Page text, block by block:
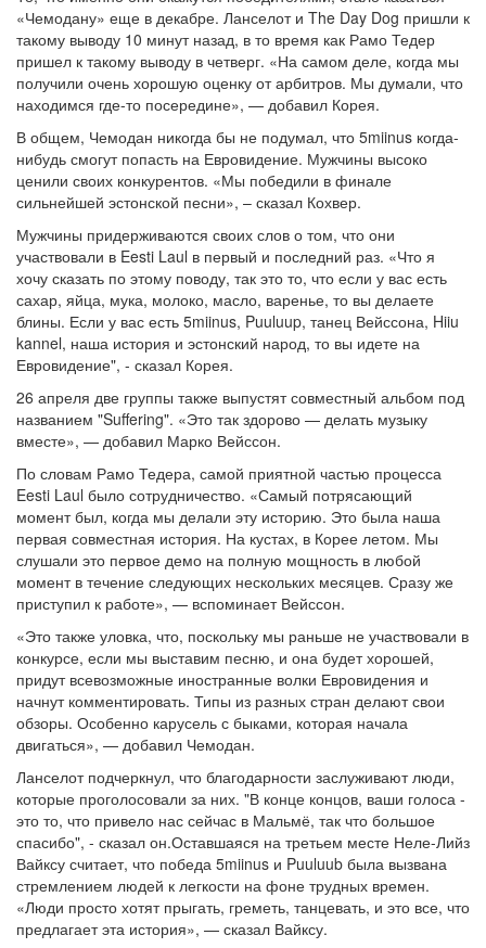
«Чемодану» еще в декабре. Ланселот и The Day Dog пришли к
такому выводу 10 минут назад, в то время как Рамо Тедер
пришел к такому выводу в четверг. «На самом деле, когда мы
получили очень хорошую оценку от арбитров. Мы думали, что
находимся где-то посередине», — добавил Корея.
В общем, Чемодан никогда бы не подумал, что 5miinus когда-
нибудь смогут попасть на Евровидение. Мужчины высоко
ценили своих конкурентов. «Мы победили в финале
сильнейшей эстонской песни», – сказал Кохвер.
Мужчины придерживаются своих слов о том, что они
участвовали в Eesti Laul в первый и последний раз. «Что я
хочу сказать по этому поводу, так это то, что если у вас есть
сахар, яйца, мука, молоко, масло, варенье, то вы делаете
блины. Если у вас есть 5miinus, Puuluup, танец Вейссона, Hiiu
kannel, наша история и эстонский народ, то вы идете на
Евровидение", - сказал Корея.
26 апреля две группы также выпустят совместный альбом под
названием "Suffering". «Это так здорово — делать музыку
вместе», — добавил Марко Вейссон.
По словам Рамо Тедера, самой приятной частью процесса
Eesti Laul было сотрудничество. «Самый потрясающий
момент был, когда мы делали эту историю. Это была наша
первая совместная история. На кустах, в Корее летом. Мы
слушали это первое демо на полную мощность в любой
момент в течение следующих нескольких месяцев. Сразу же
приступил к работе», — вспоминает Вейссон.
«Это также уловка, что, поскольку мы раньше не участвовали в
конкурсе, если мы выставим песню, и она будет хорошей,
придут всевозможные иностранные волки Евровидения и
начнут комментировать. Типы из разных стран делают свои
обзоры. Особенно карусель с быками, которая начала
двигаться», — добавил Чемодан.
Ланселот подчеркнул, что благодарности заслуживают люди,
которые проголосовали за них. "В конце концов, ваши голоса -
это то, что привело нас сейчас в Мальмё, так что большое
спасибо", - сказал он.Оставшаяся на третьем месте Неле-Лийз
Вайксу считает, что победа 5miinus и Puuluub была вызвана
стремлением людей к легкости на фоне трудных времен.
«Люди просто хотят прыгать, греметь, танцевать, и это все, что
предлагает эта история», — сказал Вайксу.